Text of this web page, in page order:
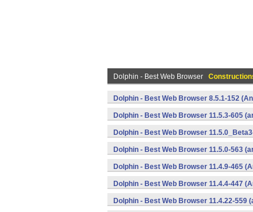
Dolphin - Best Web Browser
Dolphin - Best Web Browser 8.5.1-152
Dolphin - Best Web Browser 11.5.3-605
Dolphin - Best Web Browser
Dolphin - Best Web Browser 11.5.0-563
Dolphin - Best Web Browser 11.4.9-465
Dolphin - Best Web Browser 11.4.4-447
Dolphin - Best Web Browser 11.4.22-559